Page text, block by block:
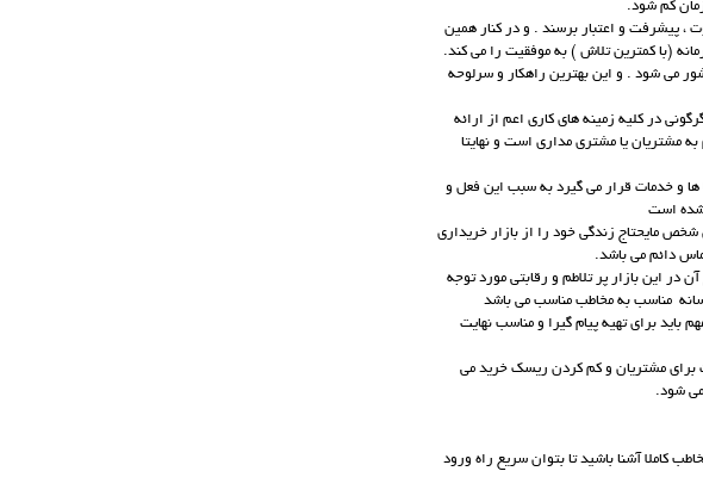
کم شود.
پیشرفت و اعتبار برسند . و در کنار همین
(با کمترین تلاش ) به موفقیت را می کند.
می شود . و اين بهترين راهكار و سرلوحه
در کلیه زمینه های کاری اعم از ارائه
مشتریان یا مشتری مداری است و نهایتا
ها و خدمات قرار می گیرد به سبب این فعل و
شده است
مایحتاج زندگی خود را از بازار خریداری
دائم می باشد.
در این بازار پر تلاطم و رقابتی مورد توجه
مناسب به مخاطب مناسب می باشد
باید برای تهیه پیام گیرا و مناسب نهایت
برای مشتریان و کم کردن ریسک خرید می
شود.
کاملا آشنا باشید تا بتوان سریع راه ورود